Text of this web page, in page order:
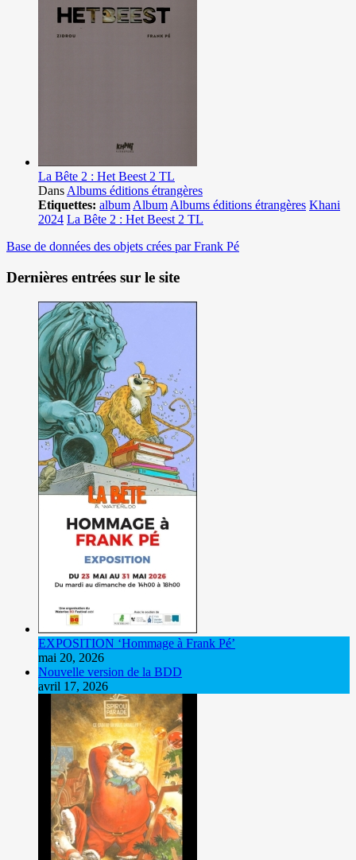
La Bête 2 : Het Beest 2 TL
Dans Albums éditions étrangères
Etiquettes: album Album Albums éditions étrangères Khani
2024 La Bête 2 : Het Beest 2 TL
Base de données des objets crées par Frank Pé
Dernières entrées sur le site
EXPOSITION ‘Hommage à Frank Pé’
mai 20, 2026
Nouvelle version de la BDD
avril 17, 2026